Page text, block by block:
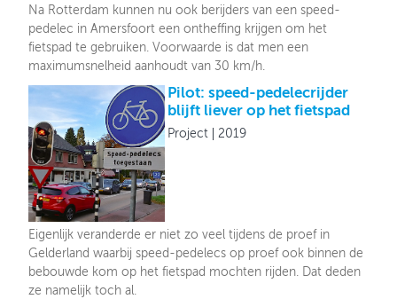
Na Rotterdam kunnen nu ook berijders van een speed-
pedelec in Amersfoort een ontheffing krijgen om het
fietspad te gebruiken. Voorwaarde is dat men een
maximumsnelheid aanhoudt van 30 km/h.
Pilot: speed-pedelecrijder
blijft liever op het fietspad
Project 2019
Eigenlijk veranderde er niet zo veel tijdens de proef in
Gelderland waarbij speed-pedelecs op proef ook binnen de
bebouwde kom op het fietspad mochten rijden. Dat deden
ze namelijk toch al.